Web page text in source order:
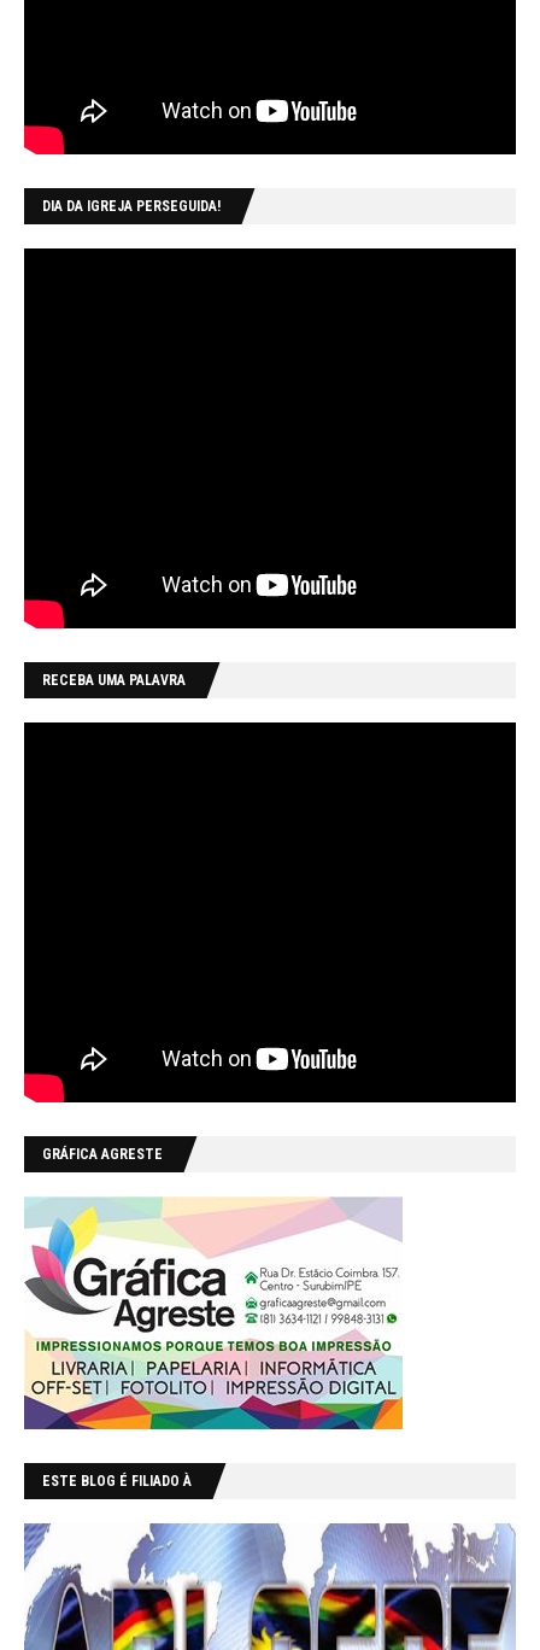
DIA DA IGREJA PERSEGUIDA!
RECEBA UMA PALAVRA
GRÁFICA AGRESTE
ESTE BLOG É FILIADO À